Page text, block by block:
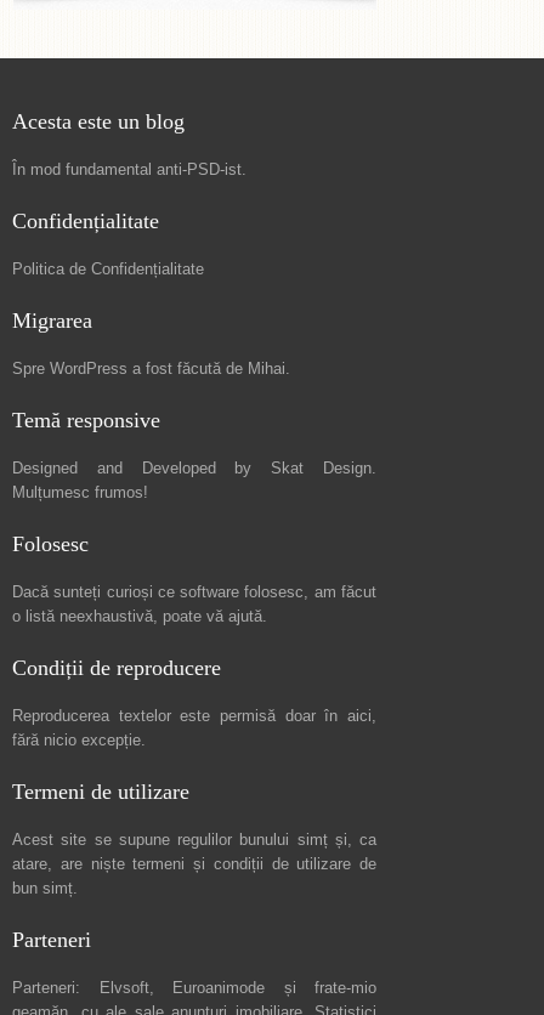
Acesta este un blog
În mod fundamental anti-PSD-ist.
Confidențialitate
Politica de Confidențialitate
Migrarea
Spre WordPress a fost făcută de Mihai.
Temă responsive
Designed and Developed by Skat Design.
Mulțumesc frumos!
Folosesc
Dacă sunteți curioși ce software folosesc, am făcut
o listă neexhaustivă, poate vă ajută.
Condiții de reproducere
Reproducerea textelor este permisă doar în aici,
fără nicio excepție.
Termeni de utilizare
Acest site se supune regulilor bunului simț și, ca
atare, are niștetermeni și condiții de utilizare de
bun simț.
Parteneri
Parteneri: Elvsoft, Euroanimode și frate-mio